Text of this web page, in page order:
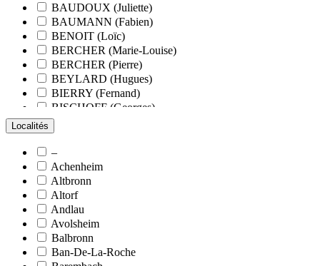
BAUDOUX (Juliette)
BAUMANN (Fabien)
BENOIT (Loïc)
BERCHER (Marie-Louise)
BERCHER (Pierre)
BEYLARD (Hugues)
BIERRY (Fernand)
BISCHOFF (Georges)
BLANCHARD (François)
BLANCHARD (Pierre-Valentin)
BLUMENROEDER (Quentin)
BOEHLER (Jean-Michel)
BOËS (Simone)
BORNERT (René)
BOUR (Bernard)
BOURCART (Jean)
BOUVET (Maurice)
Localités
–
Achenheim
Altbronn
Altorf
Andlau
Avolsheim
Balbronn
Ban-De-La-Roche